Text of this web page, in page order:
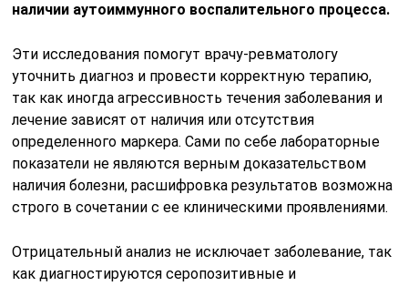
наличии аутоиммунного воспалительного процесса.
Эти исследования помогут врачу-ревматологу
уточнить диагноз и провести корректную терапию,
так как иногда агрессивность течения заболевания и
лечение зависят от наличия или отсутствия
определенного маркера. Сами по себе лабораторные
показатели не являются верным доказательством
наличия болезни, расшифровка результатов возможна
строго в сочетании с ее клиническими проявлениями.
Отрицательный анализ не исключает заболевание, так
как диагностируются серопозитивные и